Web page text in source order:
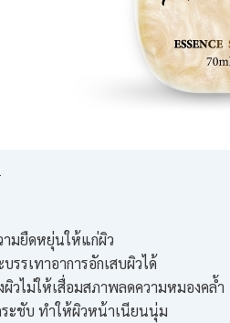
ามยืดหยุ่นให้แก่ผิว
รรเทาอาการอักเสบผิวได้
วไม่ให้เสื่อมสภาพลดความหมองคล้ำ
ะชับ ทำให้ผิวหน้าเนียนนุ่ม